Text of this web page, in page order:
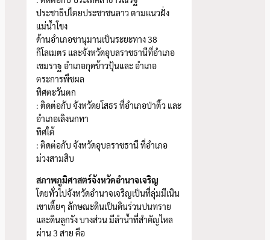
ประชาธิปไตยประชาชนลาว ตามแนวฝั่ง
แม่น้ำโขง
ด้านอำเภอชานุมานเป็นระยะทาง 38
กิโลเมตร และจังหวัดอุบลราชธานีที่อำเภอ
เขมราฐ อำเภอกุดข้าวปุ้นและ อำเภอ
ตระการพืชผล
ทิศตะวันตก
: ติดต่อกับ จังหวัดยโสธร ที่อำเภอป่าติ้ว และ
อำเภอเลิงนกทา
ทิศใต้
: ติดต่อกับ จังหวัดอุบลราชธานี ที่อำเภอ
ม่วงสามสิบ
สภาพภูมิศาสตร์จังหวัดอำนาจเจริญ
โดยทั่วไปจังหวัดอำนาจเจริญเป็นที่ลุ่มมีเนิน
เขาเตี้ยๆ ลักษณะดินเป็นดินร่วนปนทราย
และดินลูกรัง บางส่วน มีลำน้ำที่สำคัญไหล
ผ่าน 3 สาย คือ